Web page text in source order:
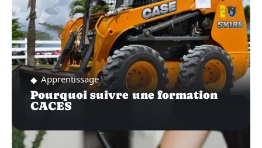
Apprentissage
Pourquoi suivre une formation
CACES